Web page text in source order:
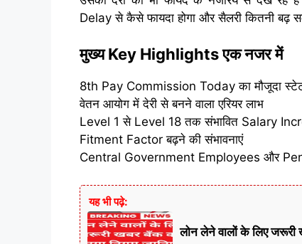
Delay से कैसे फायदा होगा और सैलरी कितनी बढ़
मुख्य Key Highlights एक नजर में
8th Pay Commission Today का मौजूदा
वेतन आयोग में देरी से बनने वाला एरियर लाभ
Level 1 से Level 18 तक संभावित Salary
Fitment Factor बढ़ने की संभावनाएं
Central Government Employees और
यह भी पढ़े:
लोन लेने वालों के लिए